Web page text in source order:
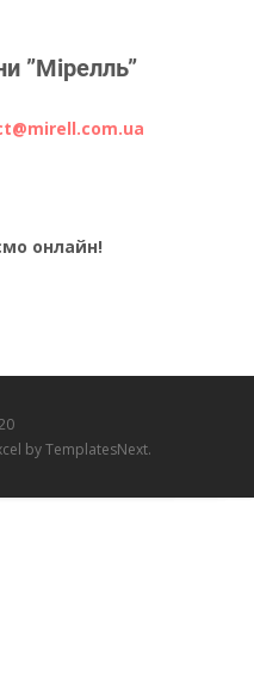
”Мірелль”
онлайн!
by TemplatesNext.